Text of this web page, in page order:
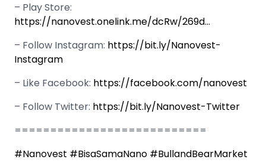
– Play Store:
https://nanovest.onelink.me/dcRw/269d…
– Follow Instagram: https://bit.ly/Nanovest-
Instagram
– Like Facebook: https://facebook.com/nanovest
– Follow Twitter: https://bit.ly/Nanovest-Twitter
===========================
#Nanovest #BisaSamaNano #BullandBearMarket